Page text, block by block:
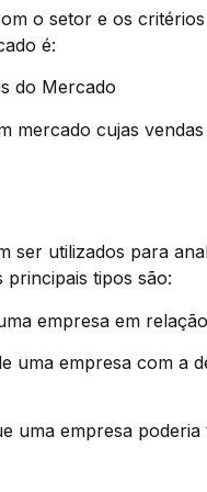
o setor e os
é:
do Mercado
mercado cujas
ser utilizados para
tipos são:
empresa em
uma empresa com a
uma empresa